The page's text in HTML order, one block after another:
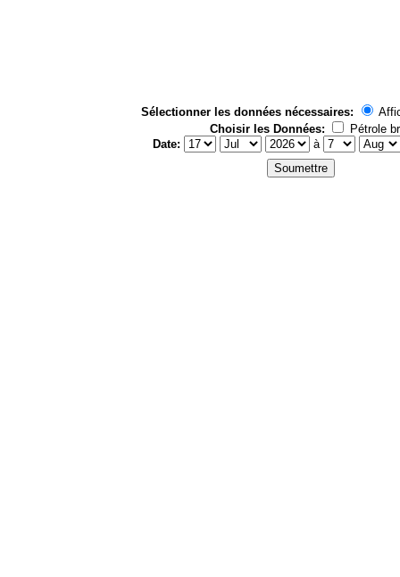
Sélectionner les données nécessaires:
Choisir les Données:
Pétrole
Date:
à